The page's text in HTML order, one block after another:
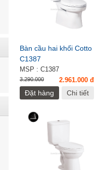
Bàn cầu hai khối Cotto
C1387
MSP : C1387
3.290.000 2.961.000 đ
Đặt hàng Chi tiết